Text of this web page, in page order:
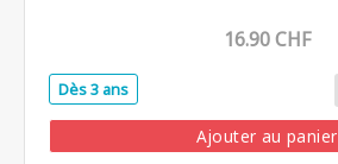
16.90 CHF
Dès 3 ans
Ajouter au panier